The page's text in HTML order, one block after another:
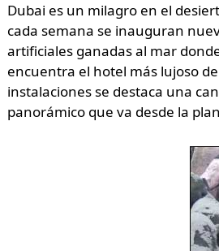
Dubai es un milagro en el
cada semana se inauguran
artificiales ganadas al mar
encuentra el hotel más lujoso
instalaciones se destaca una
panorámico que va desde la